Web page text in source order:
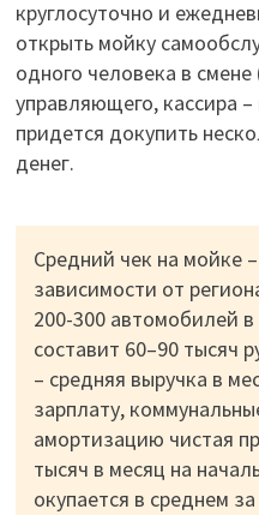
круглосуточно и
открыть мойку
одного человека в
управляющего, кассира
придется докупить
денег.
Средний чек на мойке
зависимости от
200-300 автомобилей
составит 60–90 тысяч
– средняя выручка в
зарплату,
амортизацию чистая
тысяч в месяц на
окупается в среднем